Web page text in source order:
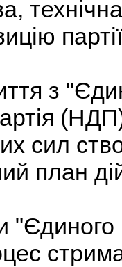
з
сил
план
"Єдиного